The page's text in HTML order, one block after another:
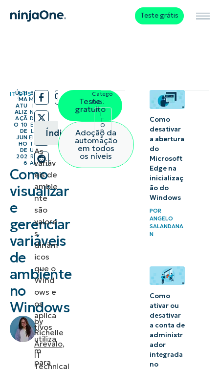
Teste grátis
IT OPS
/
ÚLTI
MA
ATU
ALIZ
AÇÃ
O 10
DE
JUN
HO
DE
202
6
/
8
M
I
N
D
E
L
EI
T
U
R
A
Como
visualizar
e
gerenciar
variáveis
de
ambiente
no
Windows
by
Richelle
Arevalo,
IT
Technical
Índice
Resumo
instantâneo
Como
e
variáveis
ambiente
Variáveis
de
comuns
As
variáv
eis de
ambie
nte
são
valore
s
dinâm
icos
que o
Wind
ows e
os
aplica
tivos
utiliza
m
para
Teste
gratuito
Adoção da
automação
em todos
os níveis
Catego
rias:
I
T
O
p
s
Como
desativar
a abertura
do
Microsoft
Edge na
inicializaç
ão do
Windows
POR
ANGELO
SALANDANA
N
Como
ativar ou
desativar
a conta de
administr
ador
integrada
no